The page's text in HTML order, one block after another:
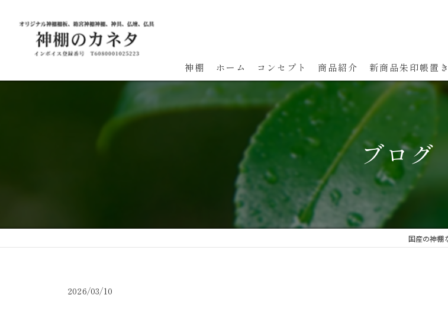
神棚 ホーム コンセプト
代表あいさつ
商品紹介 新商品朱印帳置
ブログ
国産の神棚
2026/03/10